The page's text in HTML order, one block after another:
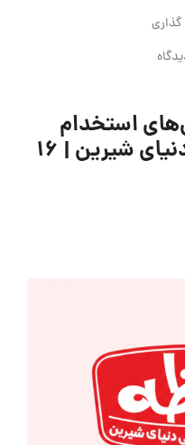
استخدام
شرکت توسعه تجارت دنیای شیرین | ۱۶